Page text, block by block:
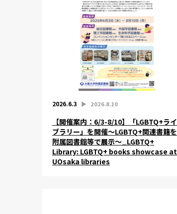
2026.6.3 ▶︎ 2026.8.10
【開催案内：6/3-8/10】「LGBTQ+ライ
ブラリー」を開催～LGBTQ+関連書籍を
附属図書館等で展示～_LGBTQ+
Library: LGBTQ+ books showcase at
UOsaka libraries